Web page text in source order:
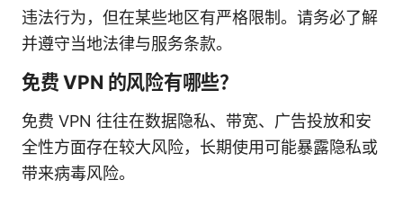
违法行为，但在某些地区有严格限制。请务必了解
并遵守当地法律与服务条款。
免费 VPN 的风险有哪些？
免费 VPN 往往在数据隐私、带宽、广告投放和安
全性方面存在较大风险，长期使用可能暴露隐私或
带来病毒风险。